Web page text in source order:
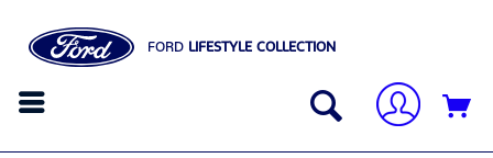
FORD LIFESTYLE COLLECTION